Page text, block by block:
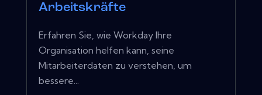
Arbeitskräfte
Erfahren Sie, wie Workday Ihre
Organisation helfen kann, seine
Mitarbeiterdaten zu verstehen, um
bessere...